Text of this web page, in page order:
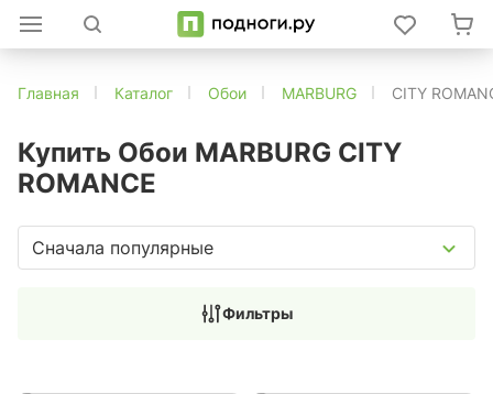
Главная Каталог Обои MARBURG CITY
Купить Обои MARBURG CITY
ROMANCE
Сначала популярные
Фильтры